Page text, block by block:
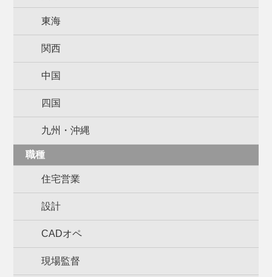
東海
関西
中国
四国
九州・沖縄
職種
住宅営業
設計
CADオペ
現場監督